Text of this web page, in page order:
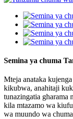
Semina ya chuma
Mteja anataka
kikubwa, anahitaji
tunazingatia gharama
kila mtazamo wa
wa muundo wa